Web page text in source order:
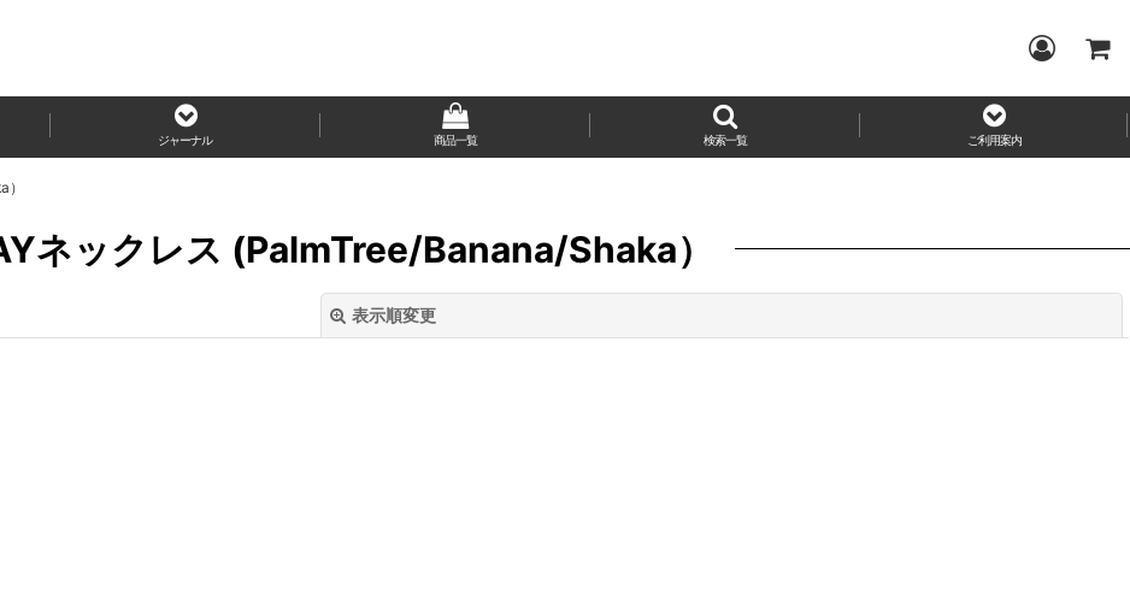
ジャーナル 商品一覧 検索一覧 ご利用案内
ネックレス (PalmTree/Banana/Shaka）
表示順変更